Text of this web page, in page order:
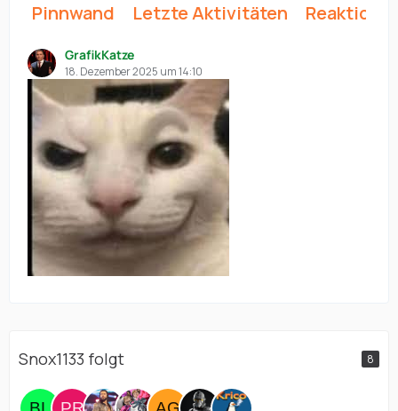
Pinnwand Letzte Aktivitäten
GrafikKatze
18. Dezember 2025 um 14:10
Snox1133 folgt 8